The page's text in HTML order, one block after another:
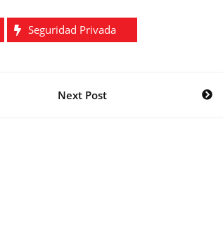
Seguridad Privada
Next Post